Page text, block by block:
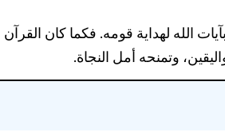
الله لهداية قومه. فكما كان القرآن
وتمنحه أمل النجاة.